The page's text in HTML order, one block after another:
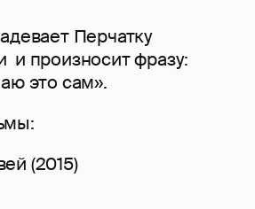
Перчатку
и произносит фразу:
это сам».
(2015)